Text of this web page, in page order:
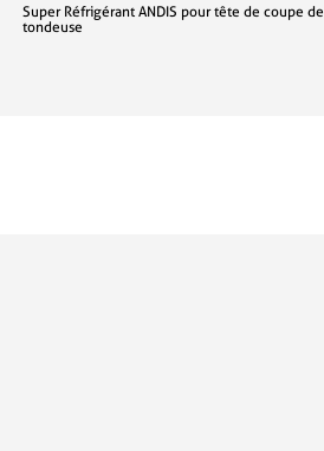
Super Réfrigérant ANDIS pour tête de coupe de
tondeuse